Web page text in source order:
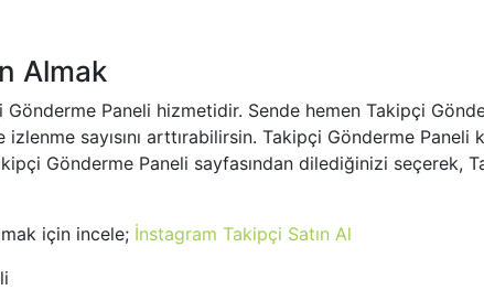
Almak
Paneli hizmetidir. Sende hemen Takipçi
sayısını arttırabilirsin. Takipçi Gönderme
Gönderme Paneli sayfasından dilediğinizi seçerek,
için incele; İnstagram Takipçi Satın Al